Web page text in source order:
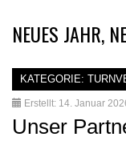
NEUES JAHR,
KATEGORIE:
Erstellt: 14. Januar
Unser